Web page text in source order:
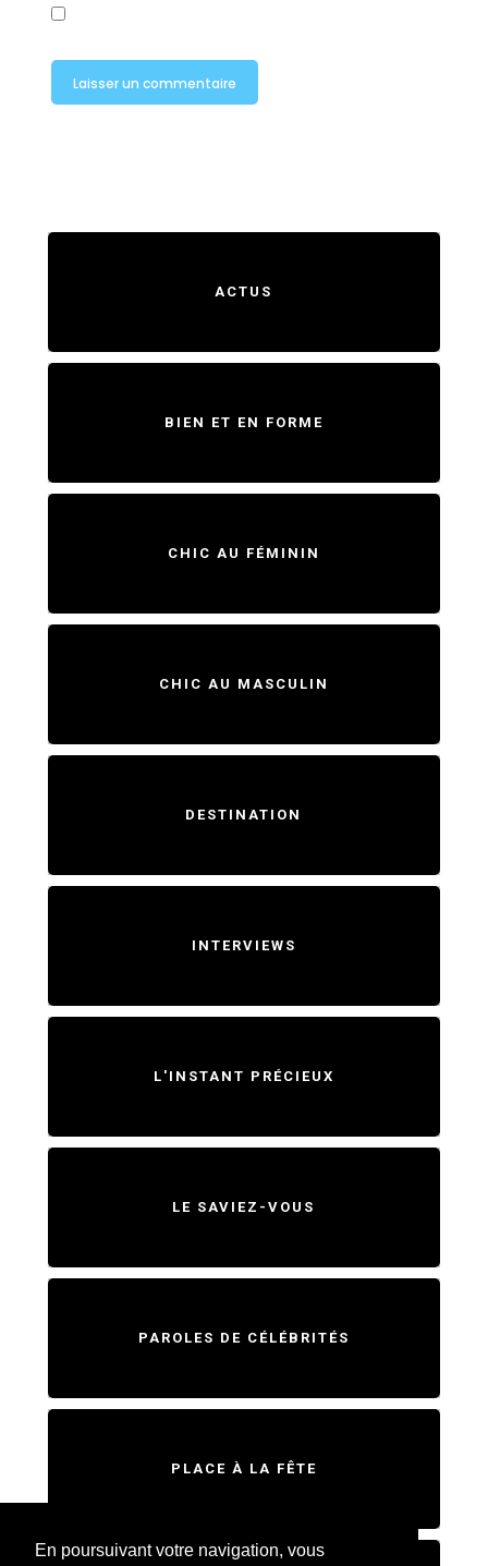
En poursuivant votre navigation, vous
ACTUS
BIEN ET EN FORME
CHIC AU FÉMININ
CHIC AU MASCULIN
DESTINATION
INTERVIEWS
L'INSTANT PRÉCIEUX
LE SAVIEZ-VOUS
PAROLES DE CÉLÉBRITÉS
PLACE À LA FÊTE